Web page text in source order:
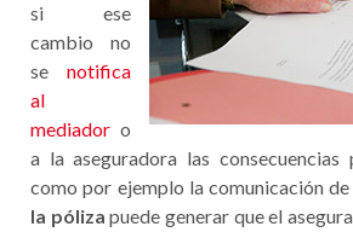
si ese
cambio no
se notifica
al
mediador o
a la aseguradora las consecuencias
como por ejemplo la comunicación de
la póliza puede generar que el